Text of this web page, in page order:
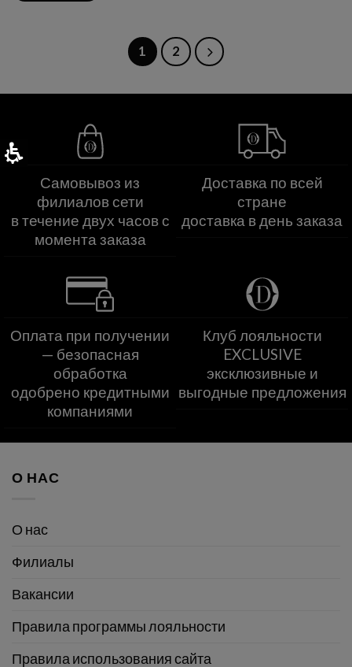
1 2
Самовывоз из
филиалов сети
в течение двух часов с
момента заказа
Доставка по всей
стране
доставка в день заказа
Оплата при получении
— безопасная
обработка
одобрено кредитными
компаниями
Клуб лояльности
EXCLUSIVE
эксклюзивные и
выгодные предложения
О НАС
О нас
Филиалы
Вакансии
Правила программы лояльности
Правила использования сайта